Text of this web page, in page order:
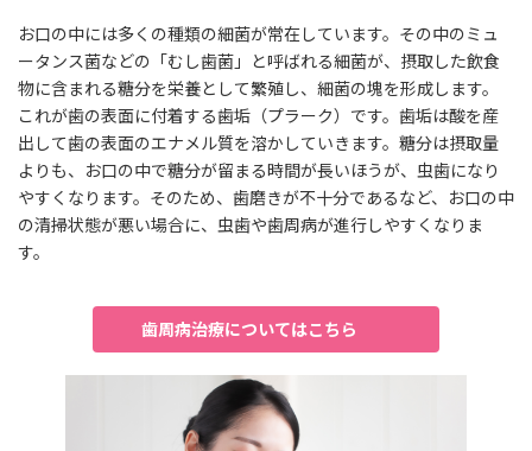
お口の中には多くの種類の細菌が常在しています。その中のミュ
ータンス菌などの「むし歯菌」と呼ばれる細菌が、摂取した飲食
物に含まれる糖分を栄養として繁殖し、細菌の塊を形成します。
これが歯の表面に付着する歯垢（プラーク）です。歯垢は酸を産
出して歯の表面のエナメル質を溶かしていきます。糖分は摂取量
よりも、お口の中で糖分が留まる時間が長いほうが、虫歯になり
やすくなります。そのため、歯磨きが不十分であるなど、お口の中
の清掃状態が悪い場合に、虫歯や歯周病が進行しやすくなりま
す。
歯周病治療についてはこちら